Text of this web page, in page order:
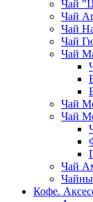
Чай
Чай
Чай
Чай
Чай
Чай
Чай
Чай
Кофе.